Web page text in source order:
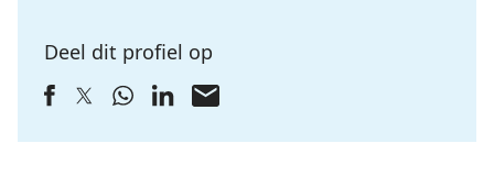
Deel dit profiel op